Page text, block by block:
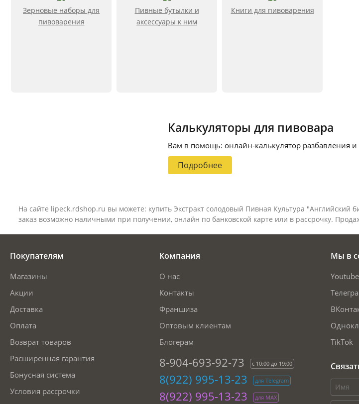
Зерновые наборы для
пивоварения
Пивные бутылки и
аксессуары к ним
Книги для пивоварения
Калькуляторы для пивовара
Вам в помощь: онлайн-калькулятор разбавления и
Подробнее
На сайте lipeck.rdshop.ru вы можете: купить Экстракт солодовый Пивная Культура "Английский
заказ возможно наличными при получении, онлайн по банковской карте или в рассрочку.
Покупателям
Магазины
Акции
Доставка
Оплата
Возврат товаров
Расширенная гарантия
Бонусная система
Условия рассрочки
Компания
О нас
Контакты
Франшиза
Оптовым клиентам
Блогерам
8-904-693-92-73 с 10:00 до 19:00
8(922) 995-13-23 для Telegram
8(922) 995-13-23 для МАХ
Мы в
Youtube
TikTok